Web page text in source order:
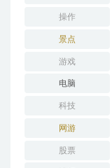
操作
景点
游戏
电脑
科技
网游
股票